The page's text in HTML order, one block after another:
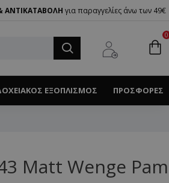
ΑΝΤΙΚΑΤΑΒΟΛΗ για παραγγελίες άνω των 49€
0
ΕΞΟΠΛΙΣΜΌΣ ΠΡΟΣΦΟΡΈΣ
Matt Wenge Pam